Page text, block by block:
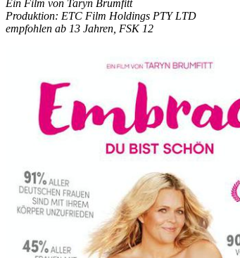
Ein Film von Taryn Brumfitt
Produktion: ETC Film Holdings PTY LTD
empfohlen ab 13 Jahren, FSK 12